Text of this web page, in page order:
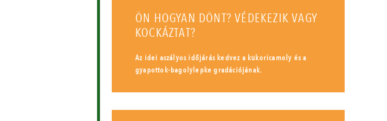
ÖN HOGYAN DÖNT? VÉDEKEZIK VAGY
KOCKÁZTAT?
Az idei aszályos időjárás kedvez a kukoricamoly és a
gyapottok-bagolylepke gradációjának.